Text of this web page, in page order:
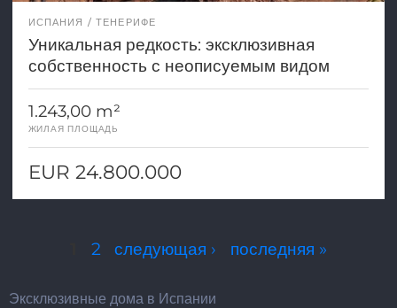
ИСПАНИЯ ТЕНЕРИФЕ
Уникальная редкость: эксклюзивная
собственность с неописуемым видом
1.243,00 m²
ЖИЛАЯ ПЛОЩАДЬ
EUR 24.800.000
Страницы2 следующая › последняя »
Эксклюзивные дома в Испании